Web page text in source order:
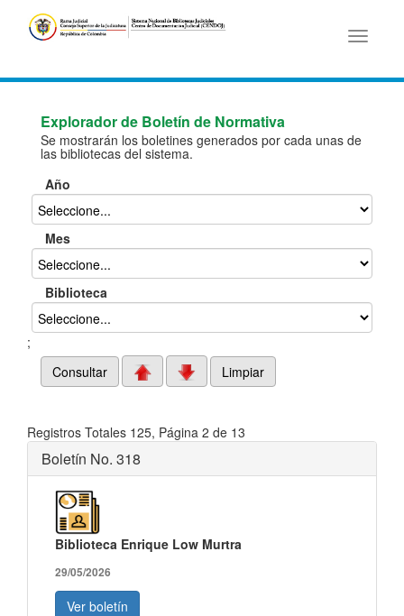
Toggle
Explorador de Boletín de Normativa
Se mostrarán los boletines generados por cada unas de
las bibliotecas del sistema.
Año
Mes
Biblioteca
;
Consultar
Limpiar
Registros Totales 125, Página 2 de 13
Boletín No. 318
Biblioteca Enrique Low Murtra
29/05/2026
Ver boletín